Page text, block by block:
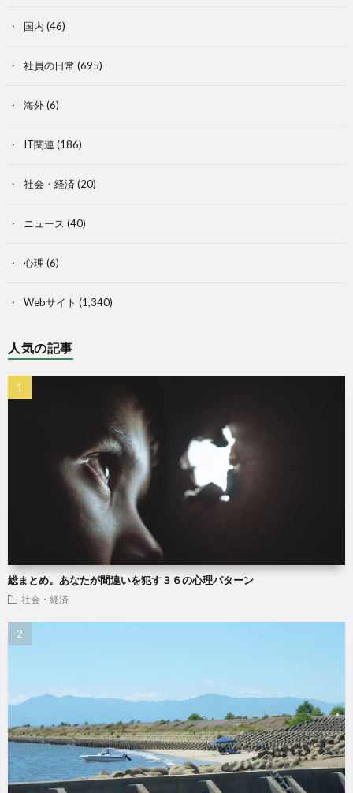
国内 (46)
社員の日常 (695)
海外(6)
IT関連 (186)
社会・経済 (20)
ニュース (40)
心理 (6)
Webサイト (1,340)
人気の記事
総まとめ。あなたが間違いを犯す３６の心理パターン
社会・経済